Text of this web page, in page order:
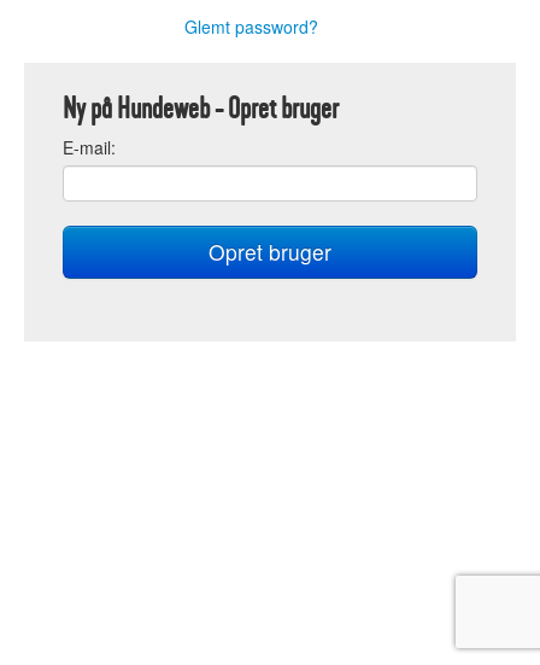
Glemt password?
Ny på Hundeweb - Opret bruger
E-mail: